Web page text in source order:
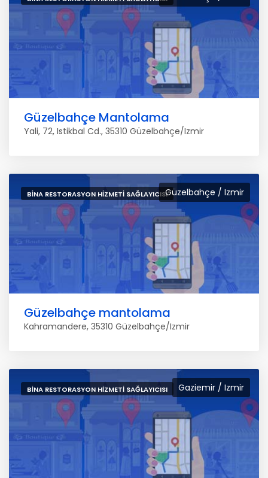
Güzelbahçe Mantolama
Yali, 72, Istikbal Cd., 35310 Güzelbahçe/Izmir
Güzelbahçe / Izmir
BINA RESTORASYON HIZMETI SAĞLAYICISI
Güzelbahçe mantolama
Kahramandere, 35310 Güzelbahçe/Izmir
Gaziemir / Izmir
BINA RESTORASYON HIZMETI SAĞLAYICISI